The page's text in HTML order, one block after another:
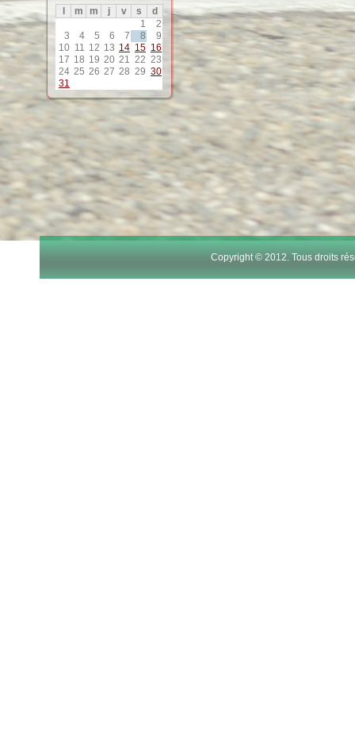
m m j v s
d
1
2
3
4 5 6 7 8
9
10 11 12 13 14 15 16
17 18 19 20 21 22 23
24 25 26 27 28 29 30
31
Copyright © 2012. Tous droits